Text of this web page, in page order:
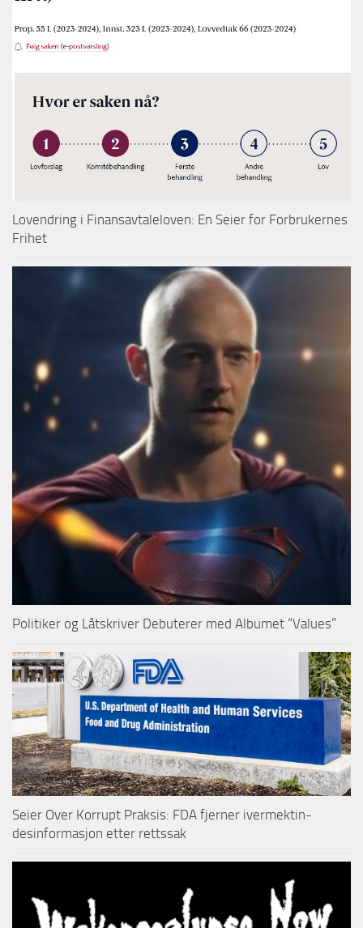
Lovendring i Finansavtaleloven: En Seier for Forbrukernes
Frihet
Politiker og Låtskriver Debuterer med Albumet “Values”
Seier Over Korrupt Praksis: FDA fjerner ivermektin-
desinformasjon etter rettssak